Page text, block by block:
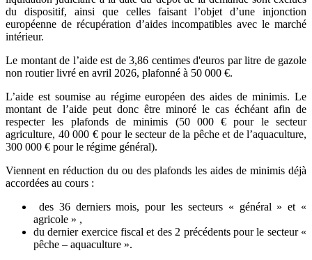
du dispositif, ainsi que celles faisant l’objet d’une injonction
européenne de récupération d’aides incompatibles avec le marché
intérieur.
Le montant de l’aide est de 3,86 centimes d'euros par litre de gazole
non routier livré en avril 2026, plafonné à 50 000 €.
L’aide est soumise au régime européen des aides de minimis. Le
montant de l’aide peut donc être minoré le cas échéant afin de
respecter les plafonds de minimis (50 000 € pour le secteur
agriculture, 40 000 € pour le secteur de la pêche et de l’aquaculture,
300 000 € pour le régime général).
Viennent en réduction du ou des plafonds les aides de minimis déjà
accordées au cours :
des 36 derniers mois, pour les secteurs « général » et «
agricole » ,
du dernier exercice fiscal et des 2 précédents pour le secteur «
pêche – aquaculture ».